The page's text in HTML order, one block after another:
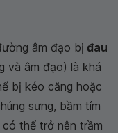
âm đạo bị đau
và âm đạo) là khá
bị kéo căng hoặc
sưng, bầm tím
thể trở nên trầm